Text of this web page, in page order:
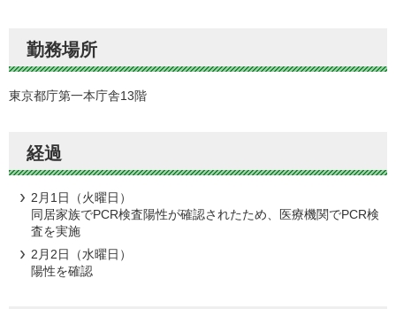
勤務場所
東京都庁第一本庁舎13階
経過
2月1日（火曜日）
同居家族でPCR検査陽性が確認されたため、医療機関でPCR検
査を実施
2月2日（水曜日）
陽性を確認